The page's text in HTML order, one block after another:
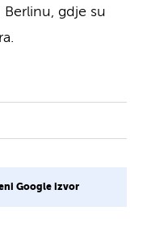
gdje su
Google izvor